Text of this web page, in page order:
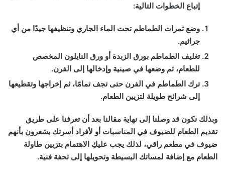
إتباع الخطوات التالية:
وضع ثمرات الطماطم تحت الماء الجاري وتنظيفها جيدًا من أي
جراثيم.
تغليف الطماطم بورق الزبدة أو ورق النايلون المخصص
للطعام، ثم وضعها في صينية وإدخالها إلى الفرن.
ترك الطماطم في الفرن حتى تجف تمامًا، ثم إخراجها وتقطيعها
إلى شرائح طويلة لتزيين الطعام.
وبذلك نكون قد وصلنا إلى نهاية مقالنا بعد أن تعرفنا على طريق
تقديم الطعام للضيوف في المناسبات أو لأفراد أسرتك يشعرون بأنهم
ضيوف في مطعم راقي، لذلك يجب عليكِ الاهتمام بتزيين طاولة
الطعام مع إضافة لمساتك البسيطة وتحويلها إلى تحفة فنية.